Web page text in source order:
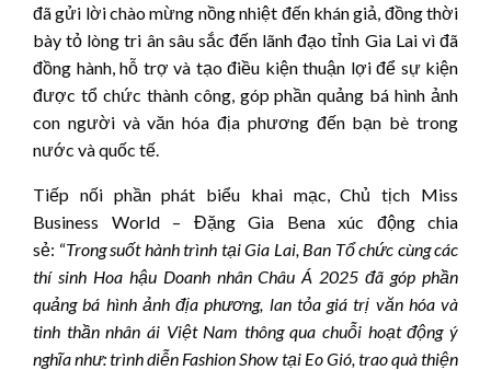
đã gửi lời chào mừng nồng nhiệt đến khán giả, đồng thời
bày tỏ lòng tri ân sâu sắc đến lãnh đạo tỉnh Gia Lai vì đã
đồng hành, hỗ trợ và tạo điều kiện thuận lợi để sự kiện
được tổ chức thành công, góp phần quảng bá hình ảnh
con người và văn hóa địa phương đến bạn bè trong
nước và quốc tế.
Tiếp nối phần phát biểu khai mạc, Chủ tịch Miss
Business World – Đặng Gia Bena xúc động chia
sẻ: “Trong suốt hành trình tại Gia Lai, Ban Tổ chức cùng các
thí sinh Hoa hậu Doanh nhân Châu Á 2025 đã góp phần
quảng bá hình ảnh địa phương, lan tỏa giá trị văn hóa và
tinh thần nhân ái Việt Nam thông qua chuỗi hoạt động ý
nghĩa như: trình diễn Fashion Show tại Eo Gió, trao quà thiện